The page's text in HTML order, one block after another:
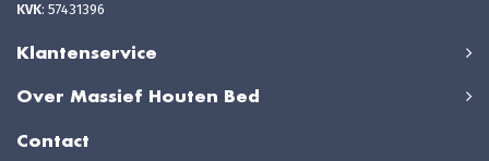
KVK: 57431396
Klantenservice
Over Massief Houten Bed
Contact